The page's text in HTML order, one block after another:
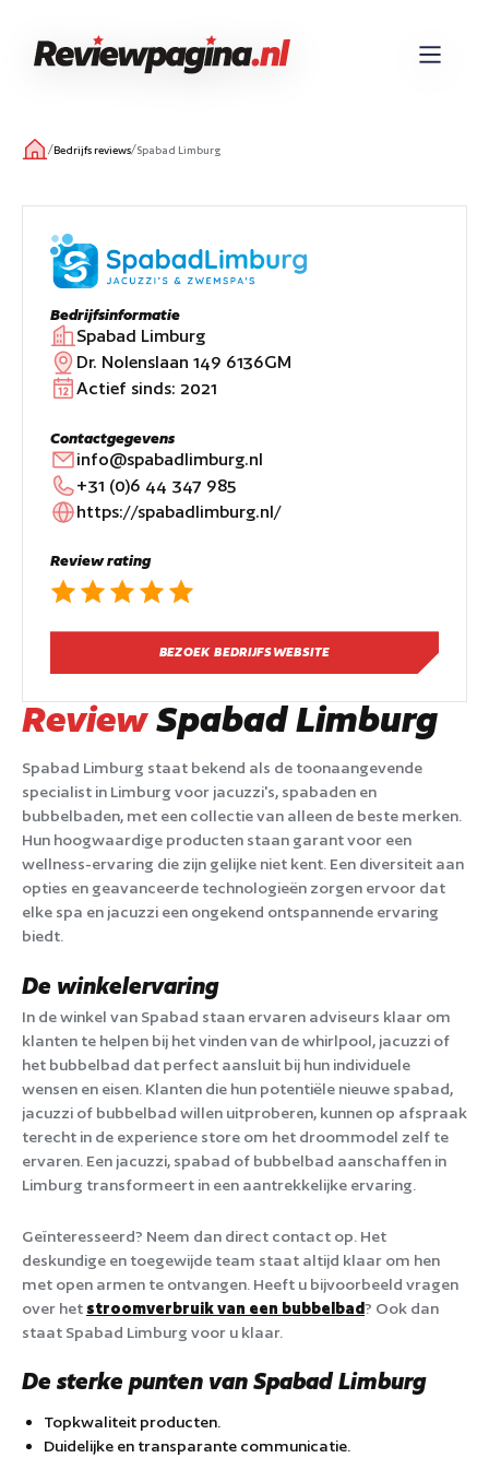
/Bedrijfs reviews/Spabad Limburg
Bedrijfsinformatie
Spabad Limburg
Dr. Nolenslaan 149 6136GM
Actief sinds: 2021
Contactgegevens
info@spabadlimburg.nl
+31 (0)6 44 347 985
https://spabadlimburg.nl/
Review rating
BEZOEK BEDRIJFSWEBSITE
Review Spabad Limburg
Spabad Limburg staat bekend als de toonaangevende
specialist in Limburg voor jacuzzi's, spabaden en
bubbelbaden, met een collectie van alleen de beste merken.
Hun hoogwaardige producten staan garant voor een
wellness-ervaring die zijn gelijke niet kent. Een diversiteit aan
opties en geavanceerde technologieën zorgen ervoor dat
elke spa en jacuzzi een ongekend ontspannende ervaring
biedt.
De winkelervaring
In de winkel van Spabad staan ervaren adviseurs klaar om
klanten te helpen bij het vinden van de whirlpool, jacuzzi of
het bubbelbad dat perfect aansluit bij hun individuele
wensen en eisen. Klanten die hun potentiële nieuwe spabad,
jacuzzi of bubbelbad willen uitproberen, kunnen op afspraak
terecht in de experience store om het droommodel zelf te
ervaren. Een jacuzzi, spabad of bubbelbad aanschaffen in
Limburg transformeert in een aantrekkelijke ervaring.
Geïnteresseerd? Neem dan direct contact op. Het
deskundige en toegewijde team staat altijd klaar om hen
met open armen te ontvangen. Heeft u bijvoorbeeld vragen
over het stroomverbruik van een bubbelbad? Ook dan
staat Spabad Limburg voor u klaar.
De sterke punten van Spabad Limburg
Topkwaliteit producten.
Duidelijke en transparante communicatie.